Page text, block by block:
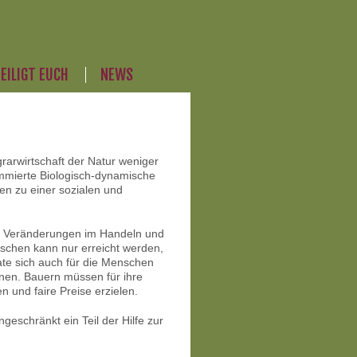
EUCH NEWS
der Natur weniger
Biologisch-dynamische
zu einer sozialen und
im Handeln und
kann nur erreicht werden,
sich auch für die Menschen
Bauern müssen für ihre
und faire Preise erzielen.
ein Teil der Hilfe zur